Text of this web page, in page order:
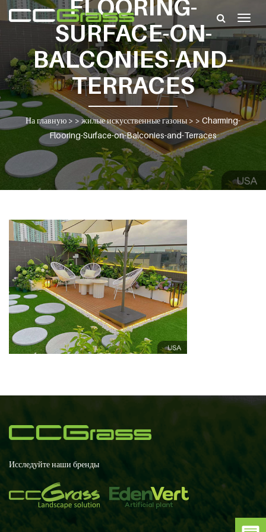
FLOORING-
SURFACE-ON-
BALCONIES-AND-
TERRACES
На главную > > жилые искусственные газоны > > Charming-
Flooring-Surface-on-Balconies-and-Terraces
Исследуйте наши бренды